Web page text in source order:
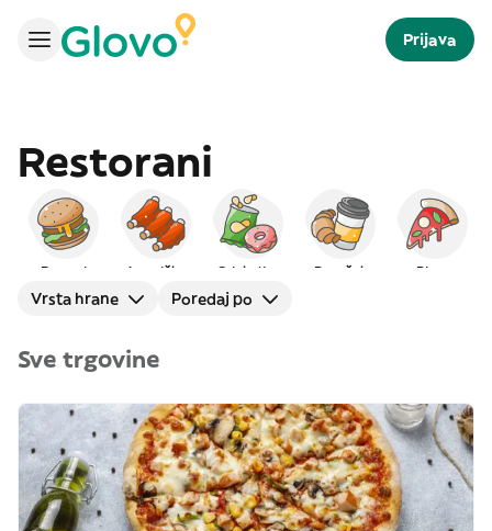
Prijava
Restorani
Burgeri Američka Grickalice Doručak Pizza
Vrsta hrane Poredaj po
Sve trgovine